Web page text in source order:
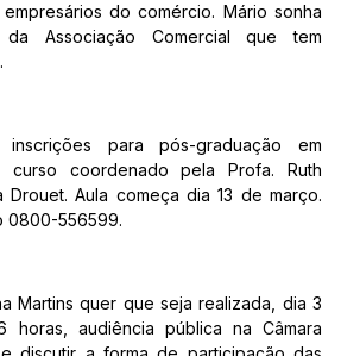
do comércio. Mário sonha
Associação Comercial que tem
para pós-graduação em
curso coordenado pela Profa. Ruth
Drouet. Aula começa dia 13 de março.
0800-556599.
Martins quer que seja realizada, dia 3
horas, audiência pública na Câmara